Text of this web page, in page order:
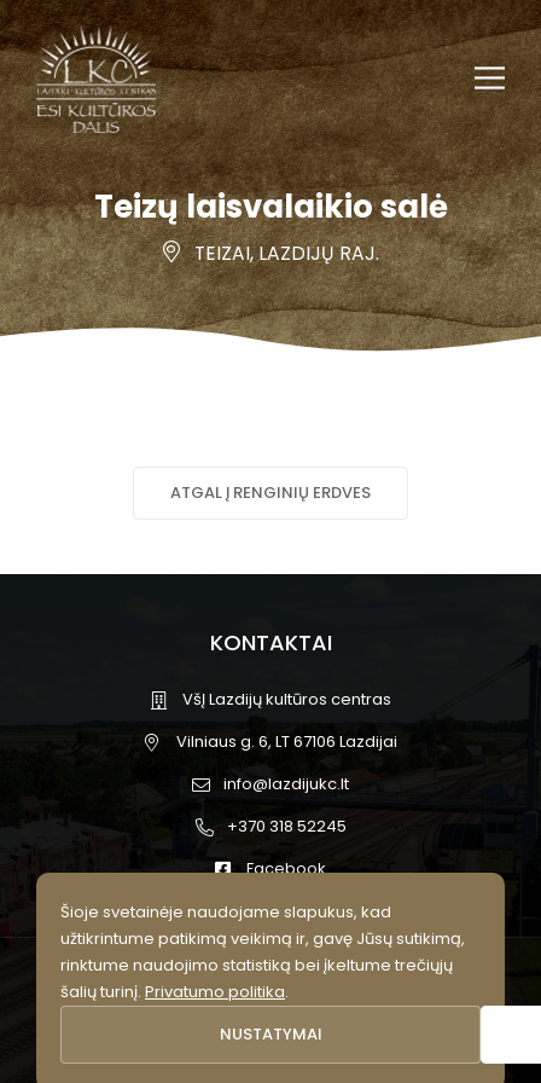
Teizų laisvalaikio salė
TEIZAI, LAZDIJŲ RAJ.
ATGAL Į RENGINIŲ ERDVES
KONTAKTAI
VšĮ Lazdijų kultūros centras
Vilniaus g. 6, LT 67106 Lazdijai
info@lazdijukc.lt
+370 318 52245
Facebook
© 2026 Lazdijų kultūros centras.
Visos teisės saugomos.
Privatumo politikaSlapukų nustatymai
Šioje svetainėje naudojame slapukus, kad
užtikrintume patikimą veikimą ir, gavę Jūsų sutikimą,
rinktume naudojimo statistiką bei įkeltume trečiųjų
šalių turinį. Privatumo politika.
NUSTATYMAI